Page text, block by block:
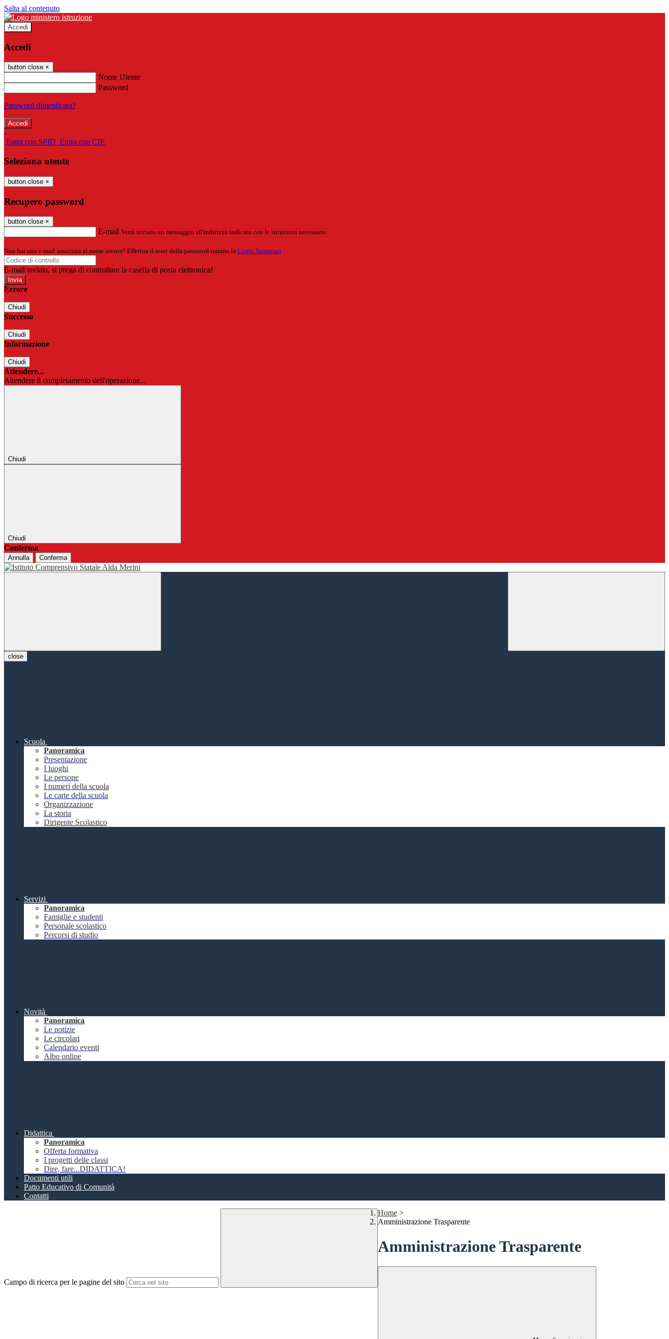
Salta al contenuto
Accedi
Accedi
button close ×
Nome Utente
Password
Password dimenticata?
-
Entra con SPID Entra con CIE
Seleziona utente
button close ×
Recupero password
button close ×
E-mail Verrà inviato un messaggio all'indirizzo indicato con le istruzioni necessarie.
Non hai una e-mail associata al nome utente? Effettua il reset della password tramite la Login Spaggiari
E-mail inviata, si prega di controllare la casella di posta elettronica!
Errore
Chiudi
Successo
Chiudi
Informazione
Chiudi
Attendere...
Attendere il completamento dell'operazione...
Chiudi
Chiudi
Conferma
Annulla Conferma
close
Scuola
Panoramica
Presentazione
I luoghi
Le persone
I numeri della scuola
Le carte della scuola
Organizzazione
La storia
Dirigente Scolastico
Servizi
Panoramica
Famiglie e studenti
Personale scolastico
Percorsi di studio
Novità
Panoramica
Le notizie
Le circolari
Calendario eventi
Albo online
Didattica
Panoramica
Offerta formativa
I progetti delle classi
Dire, fare...DIDATTICA!
Documenti utili
Patto Educativo di Comunità
Contatti
Campo di ricerca per le pagine del sito
Home >
Amministrazione Trasparente
Amministrazione Trasparente